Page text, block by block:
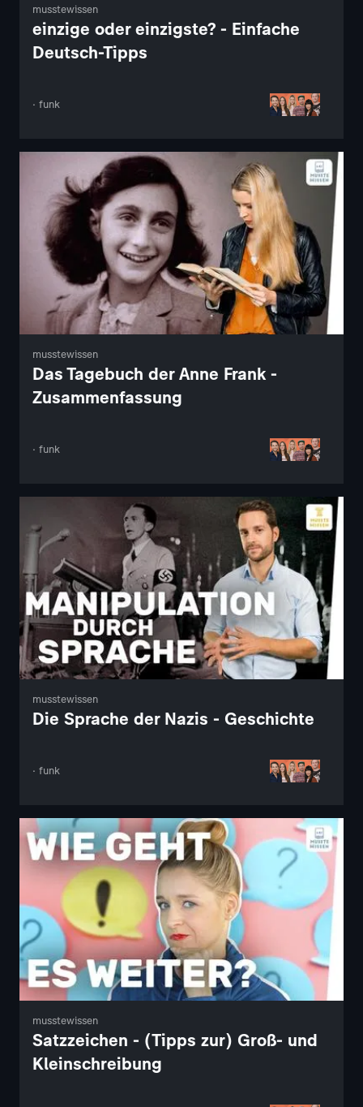
musstewissen
einzige oder einzigste? - Einfache
Deutsch-Tipps
· funk
musstewissen
Das Tagebuch der Anne Frank -
Zusammenfassung
· funk
musstewissen
Die Sprache der Nazis - Geschichte
· funk
musstewissen
Satzzeichen - (Tipps zur) Groß- und
Kleinschreibung